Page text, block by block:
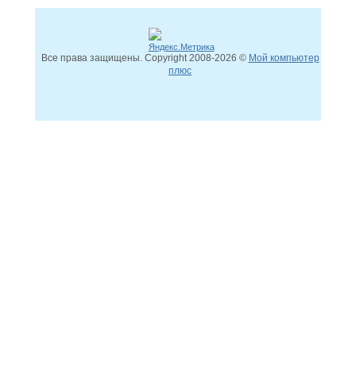
Все права защищены. Copyright2008-2026 © Мой компьютер
плюс